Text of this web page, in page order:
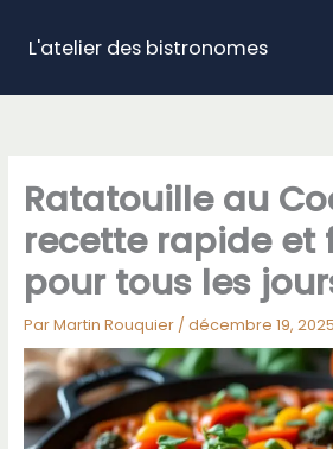
contenuL'atelier des bistronomes
Ratatouille au
recette rapide et
pour tous les
ParMartin Rouquier / décembre 19, 2025